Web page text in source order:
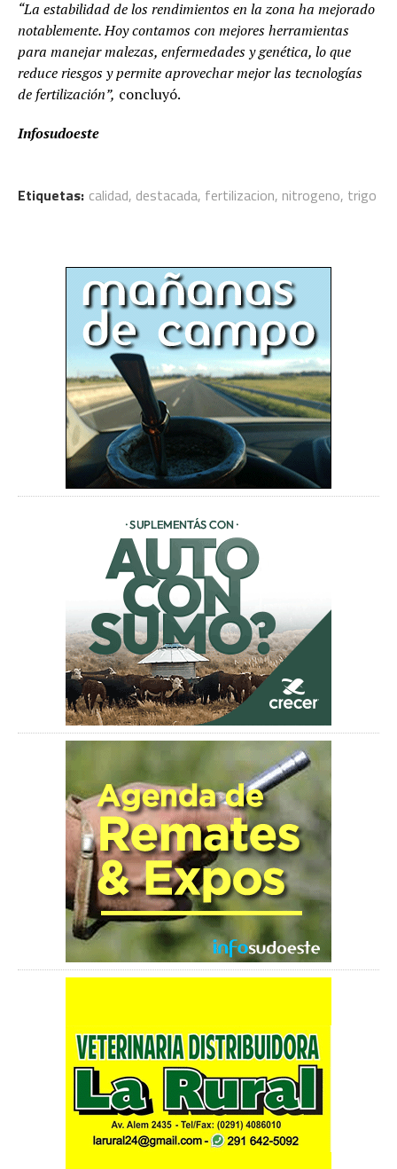
“La estabilidad de los rendimientos en la zona ha mejorado
notablemente. Hoy contamos con mejores herramientas
para manejar malezas, enfermedades y genética, lo que
reduce riesgos y permite aprovechar mejor las tecnologías
de fertilización”, concluyó.
Infosudoeste
Etiquetas: calidad, destacada, fertilizacion, nitrogeno, trigo